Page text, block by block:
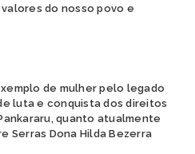
do nosso povo e
de mulher pelo legado
luta e conquista dos direitos
quanto atualmente
Serras Dona Hilda Bezerra